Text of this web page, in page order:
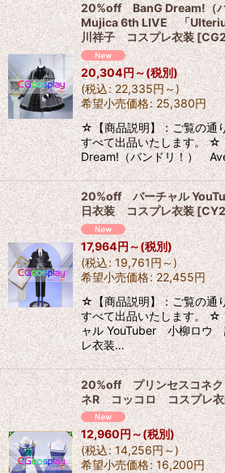
20%off BanG Dream!（
Mujica 6th LIVE 「
川祥子 コスプレ衣装[
20,304円～(税別)
(税込: 22,335円～)
希望小売価格: 25,380円
☆【商品説明】：ご覧の通
すべて出品いたします。 ☆
Dream!（バンドリ！）
20%off バーチャル
日衣装 コスプレ衣装[
17,964円～(税別)
(税込: 19,761円～)
希望小売価格: 22,455円
☆【商品説明】：ご覧の通
すべて出品いたします。 ☆
ャル YouTuber 小柳ロウ
レ衣装…
20%off プリンセスコネ
ネR コッコロ コスプレ
12,960円～(税別)
(税込: 14,256円～)
希望小売価格: 16,200円